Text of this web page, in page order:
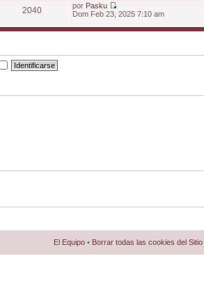
2040 por Pasku
Dom Feb 23, 2025 7:10 am
El Equipo • Borrar todas las cookies del Sitio